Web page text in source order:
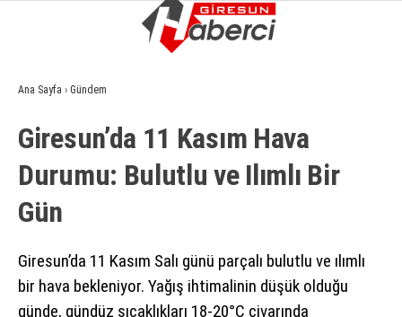
GÜNDEM
EKONOMI
SIYASET
ASAYIŞ
SPOR
Ana Sayfa › Gündem
Giresun’da 11 Kasım Hava
Durumu: Bulutlu ve Ilımlı Bir
Gün
Giresun’da 11 Kasım Salı günü parçalı bulutlu ve ılımlı
bir hava bekleniyor. Yağış ihtimalinin düşük olduğu
günde, gündüz sıcaklıkları 18-20°C civarında